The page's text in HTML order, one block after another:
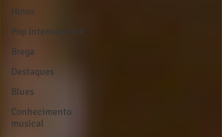
Hinos
Pop Internacional
Brega
Destaques
Blues
Conhecimento
musical